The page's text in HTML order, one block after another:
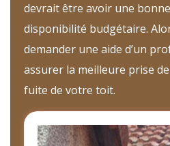
devrait être avoir une
disponibilité budgétaire.
demander une aide d’un
assurer la meilleure prise
fuite de votre toit.